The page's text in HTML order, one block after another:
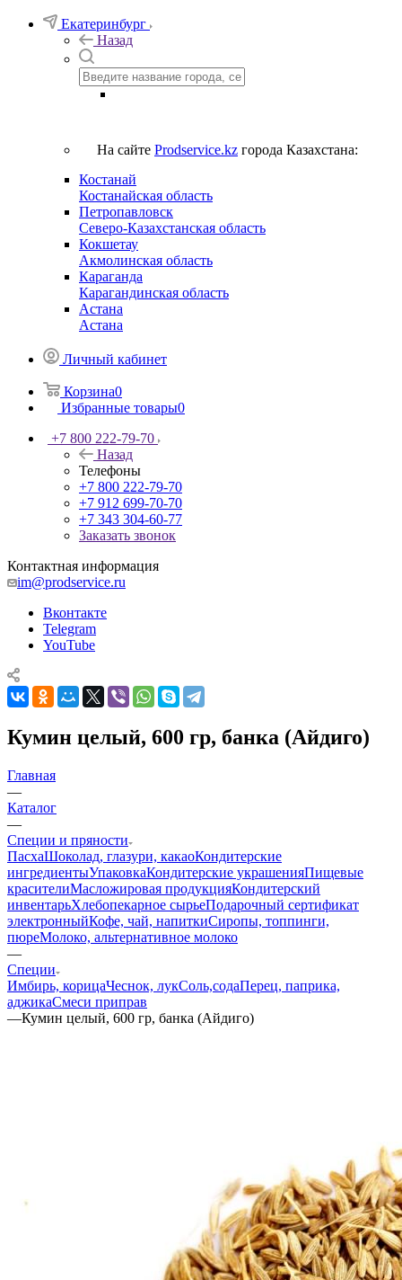
Екатеринбург
Назад
На сайте Prodservice.kz города Казахстана:
Костанай
Костанайская область
Петропавловск
Северо-Казахстанская область
Кокшетау
Акмолинская область
Караганда
Карагандинская область
Астана
Астана
Личный кабинет
Корзина0
Избранные товары0
+7 800 222-79-70
Назад
Телефоны
+7 800 222-79-70
+7 912 699-70-70
+7 343 304-60-77
Заказать звонок
Контактная информация
im@prodservice.ru
Вконтакте
Telegram
YouTube
Кумин целый, 600 гр, банка (Айдиго)
Главная
—
Каталог
—
Специи и пряности
ПасхаШоколад, глазури, какаоКондитерские
ингредиентыУпаковкаКондитерские украшенияПищевые
красителиМасложировая продукцияКондитерский
инвентарьХлебопекарное сырьеПодарочный сертификат
электронныйКофе, чай, напиткиСиропы, топпинги,
пюреМолоко, альтернативное молоко
—
Специи
Имбирь, корицаЧеснок, лукСоль,содаПерец, паприка,
аджикаСмеси приправ
—Кумин целый, 600 гр, банка (Айдиго)